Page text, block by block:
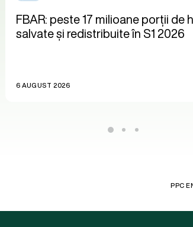
FBAR: peste 17 milioane porții de
salvate și redistribuite în S1 2026
6 AUGUST 2026
PPC